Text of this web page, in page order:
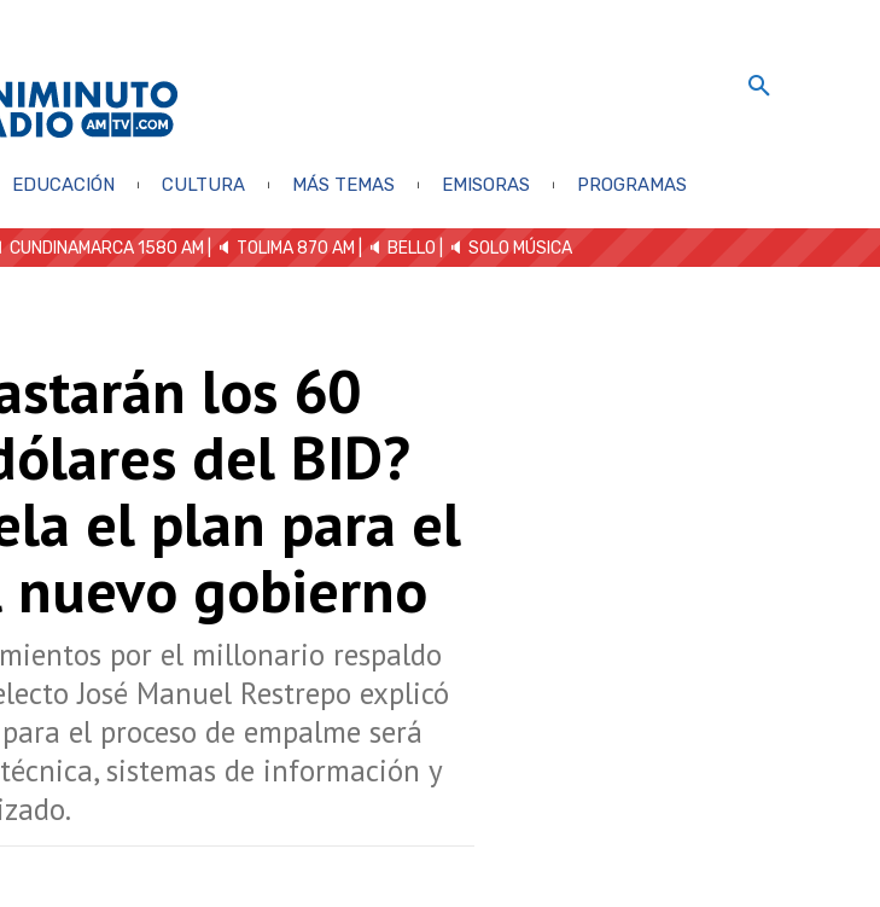
EDUCACIÓN CULTURA MÁS TEMAS EMISORAS PROGRAMAS
CUNDINAMARCA 1580 AM | 🔈 TOLIMA 870 AM | 🔈 BELLO 🔈 SOLO MÚSICA
los 60
del BID?
el plan para el
gobierno
por el millonario respaldo
José Manuel Restrepo explicó
el proceso de empalme será
sistemas de información y